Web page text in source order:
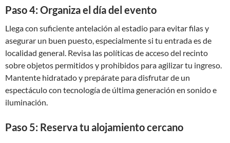
Paso 4: Organiza el día del evento
Llega con suficiente antelación al estadio para evitar filas y
asegurar un buen puesto, especialmente si tu entrada es de
localidad general. Revisa las políticas de acceso del recinto
sobre objetos permitidos y prohibidos para agilizar tu ingreso.
Mantente hidratado y prepárate para disfrutar de un
espectáculo con tecnología de última generación en sonido e
iluminación.
Paso 5: Reserva tu alojamiento cercano